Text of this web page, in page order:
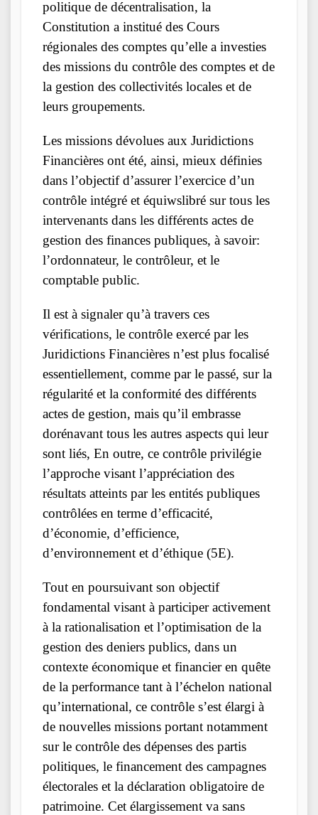
politique de décentralisation, la
Constitution a institué des Cours
régionales des comptes qu’elle a investies
des missions du contrôle des comptes et de
la gestion des collectivités locales et de
leurs groupements.
Les missions dévolues aux Juridictions
Financières ont été, ainsi, mieux définies
dans l’objectif d’assurer l’exercice d’un
contrôle intégré et équiwslibré sur tous les
intervenants dans les différents actes de
gestion des finances publiques, à savoir:
l’ordonnateur, le contrôleur, et le
comptable public.
Il est à signaler qu’à travers ces
vérifications, le contrôle exercé par les
Juridictions Financières n’est plus focalisé
essentiellement, comme par le passé, sur la
régularité et la conformité des différents
actes de gestion, mais qu’il embrasse
dorénavant tous les autres aspects qui leur
sont liés, En outre, ce contrôle privilégie
l’approche visant l’appréciation des
résultats atteints par les entités publiques
contrôlées en terme d’efficacité,
d’économie, d’efficience,
d’environnement et d’éthique (5E).
Tout en poursuivant son objectif
fondamental visant à participer activement
à la rationalisation et l’optimisation de la
gestion des deniers publics, dans un
contexte économique et financier en quête
de la performance tant à l’échelon national
qu’international, ce contrôle s’est élargi à
de nouvelles missions portant notamment
sur le contrôle des dépenses des partis
politiques, le financement des campagnes
électorales et la déclaration obligatoire de
patrimoine. Cet élargissement va sans